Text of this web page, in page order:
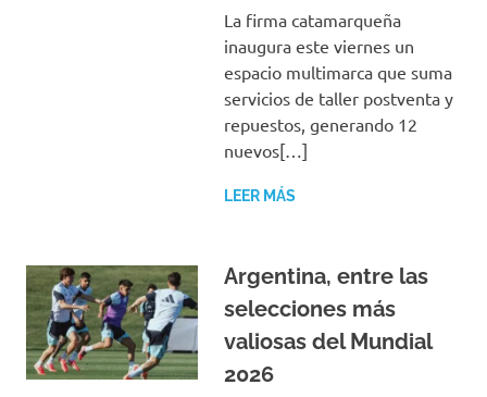
La firma catamarqueña
inaugura este viernes un
espacio multimarca que suma
servicios de taller postventa y
repuestos, generando 12
nuevos[…]
LEER MÁS
Argentina, entre las
selecciones más
valiosas del Mundial
2026